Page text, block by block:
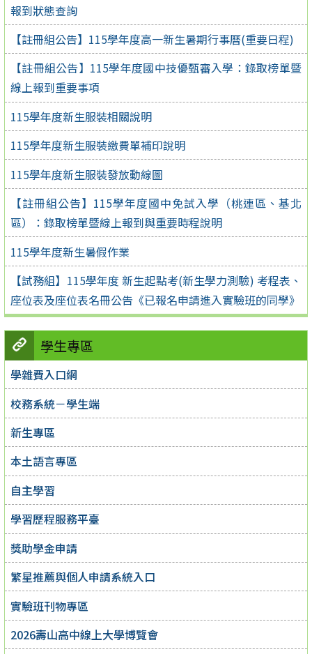
報到狀態查詢
【註冊組公告】115學年度高一新生暑期行事曆(重要日程)
【註冊組公告】115學年度國中技優甄審入學：錄取榜單暨
線上報到重要事項
115學年度新生服裝相關說明
115學年度新生服裝繳費單補印說明
115學年度新生服裝發放動線圖
【註冊組公告】115學年度國中免試入學（桃連區、基北
區）：錄取榜單暨線上報到與重要時程說明
115學年度新生暑假作業
【試務組】115學年度 新生起點考(新生學力測驗) 考程表、
座位表及座位表名冊公告《已報名申請進入實驗班的同學》
學生專區
學雜費入口網
校務系統－學生端
新生專區
本土語言專區
自主學習
學習歷程服務平臺
獎助學金申請
繁星推薦與個人申請系統入口
實驗班刊物專區
2026壽山高中線上大學博覽會